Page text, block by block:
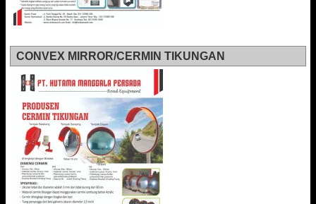
CONVEX MIRROR/CERMIN TIKUNGAN